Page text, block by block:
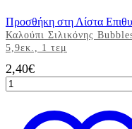
Προσθήκη στη Λίστα
Καλούπι Σιλικόνης
5,9εκ., 1 τεμ
2,40€
Καλούπι
Σιλικόνης
5,9εκ.,